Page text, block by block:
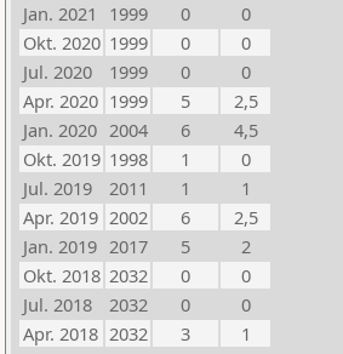
Jan. 2021
1999 0
0
Okt. 2020 1999 0
0
Jul. 2020
1999 0
0
Apr. 2020 1999 5
2,5
Jan. 2020 2004 6
4,5
Okt. 2019 1998 1
0
Jul. 2019
2011 1
1
Apr. 2019 2002 6
2,5
Jan. 2019 2017 5
2
Okt. 2018 2032 0
0
Jul. 2018
2032 0
0
Apr. 2018 2032 3
1